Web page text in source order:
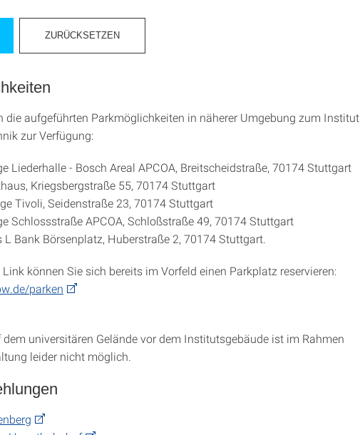
die aufgeführten Parkmöglichkeiten in näherer Umgebung zum Institut
zur Verfügung:
Liederhalle - Bosch Areal APCOA, Breitscheidstraße, 70174 Stuttgart
Kriegsbergstraße 55, 70174 Stuttgart
Tivoli, Seidenstraße 23, 70174 Stuttgart
Schlossstraße APCOA, Schloßstraße 49, 70174 Stuttgart
L Bank Börsenplatz, Huberstraße 2, 70174 Stuttgart.
können Sie sich bereits im Vorfeld einen Parkplatz reservieren:
parken
dem universitären Gelände vor dem Institutsgebäude ist im Rahmen
leider nicht möglich.